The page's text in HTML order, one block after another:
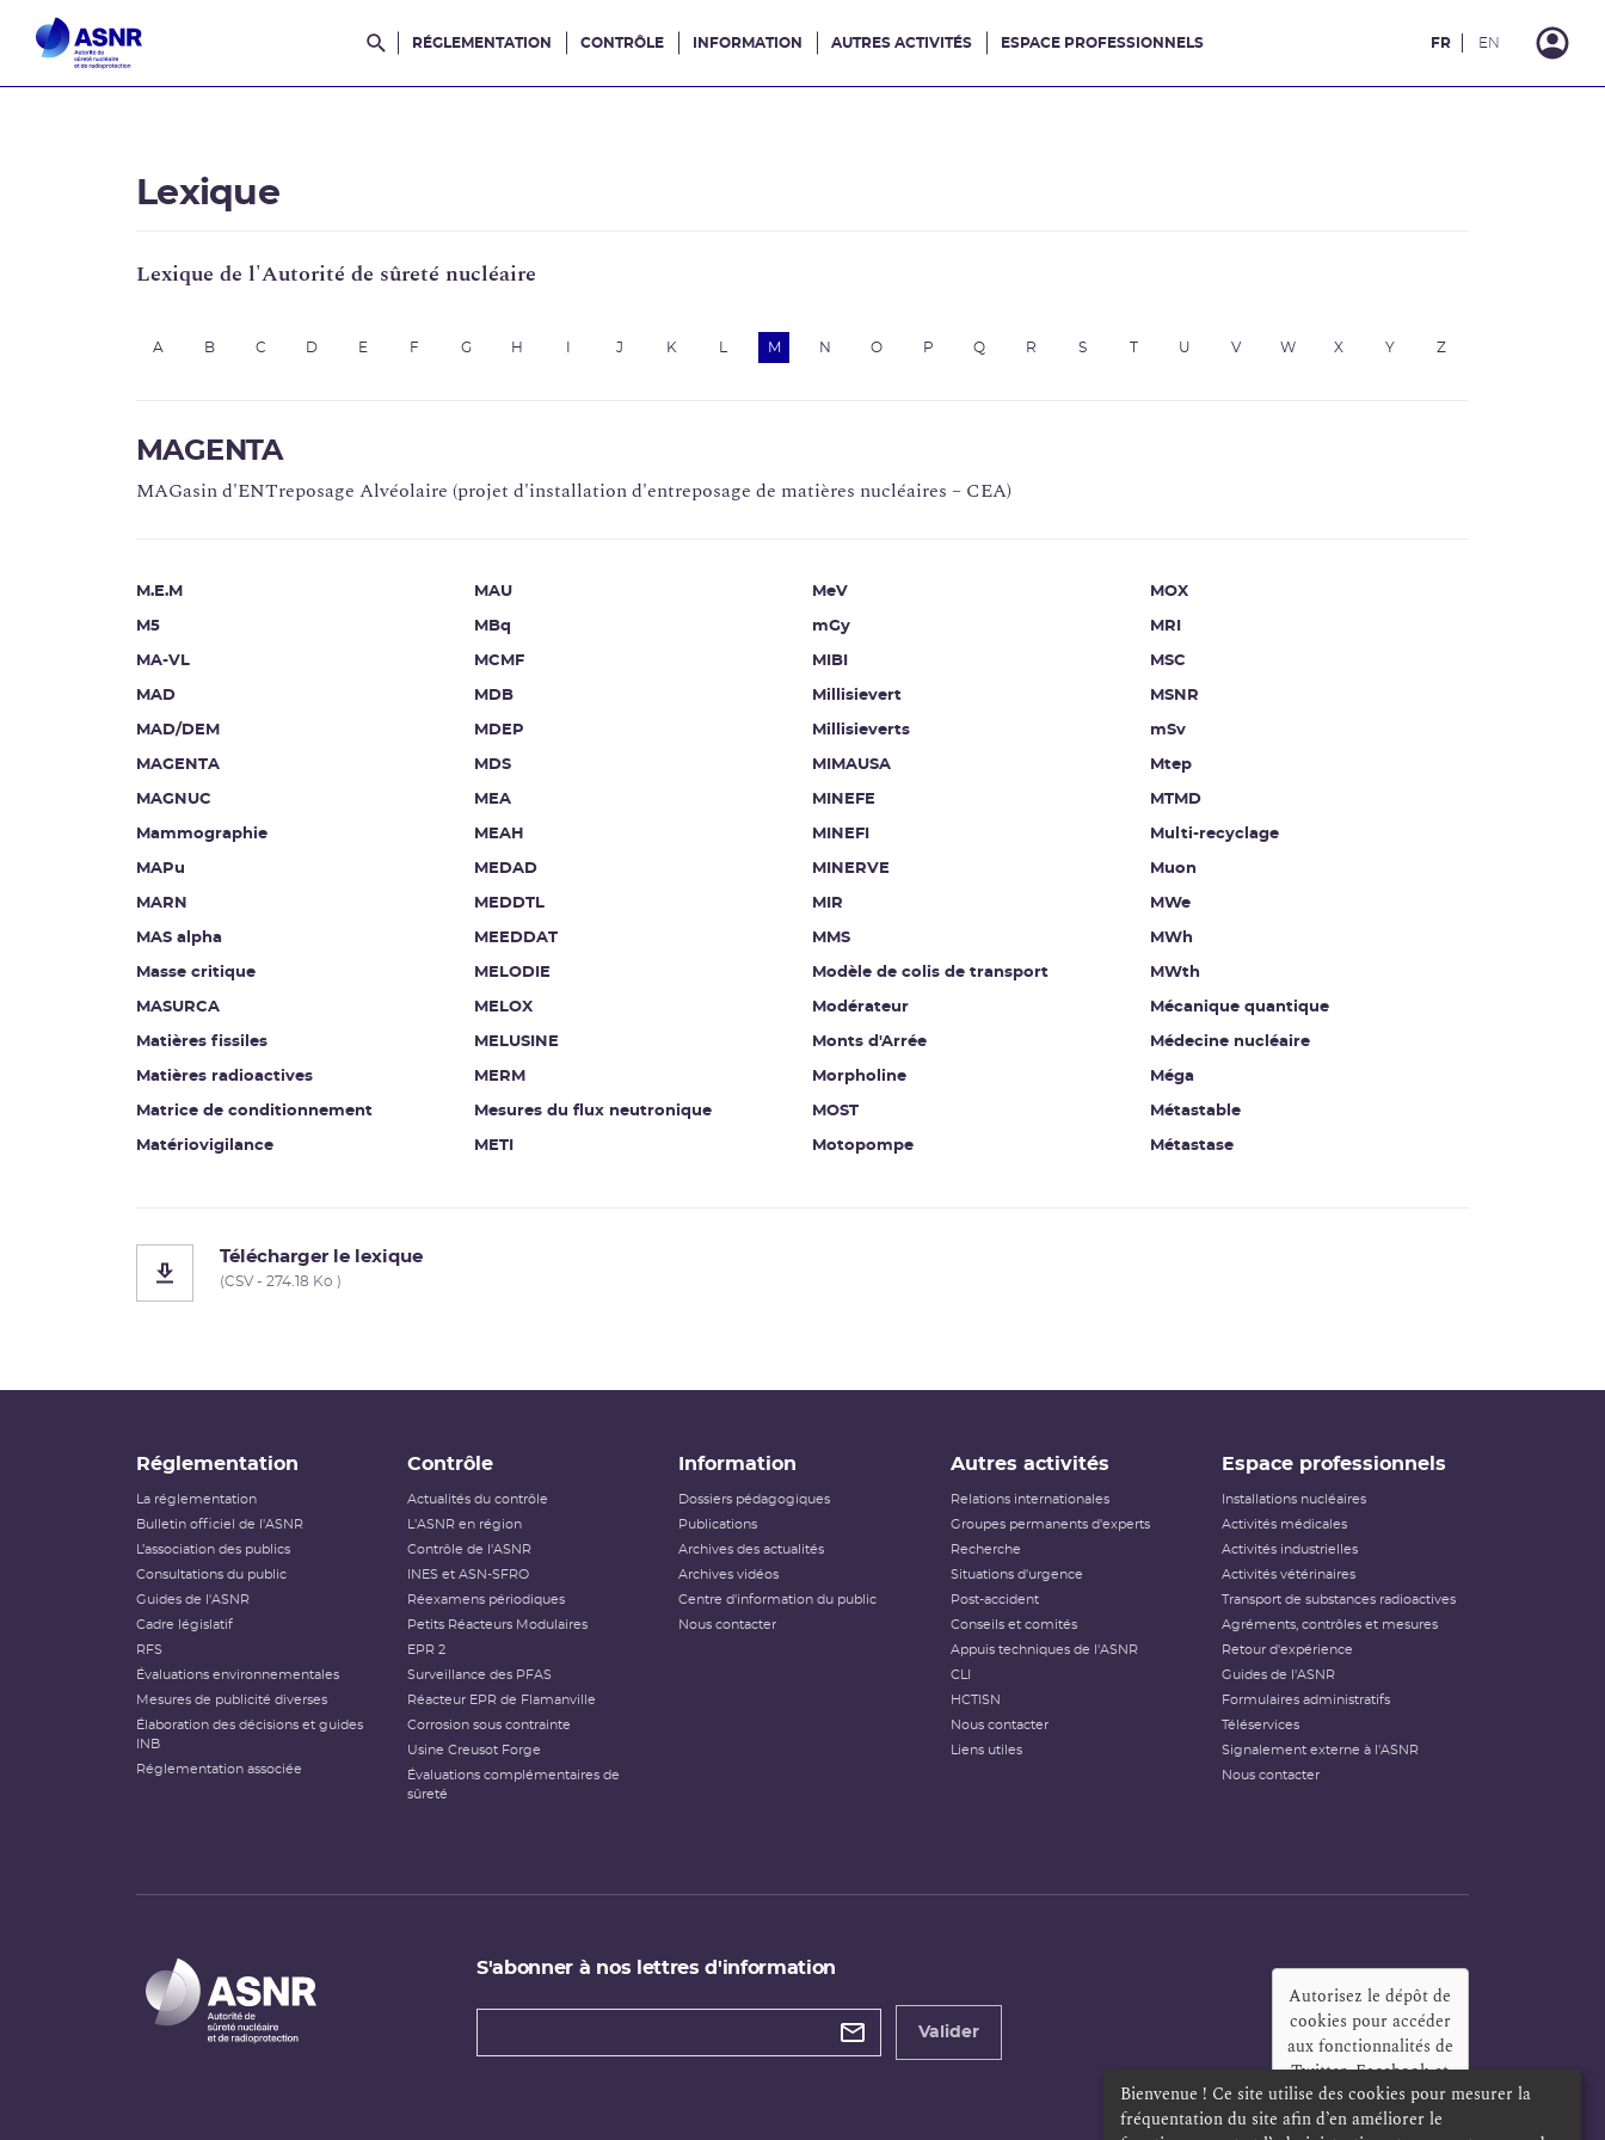
Rechercher dans le site
RÉGLEMENTATION CONTRÔLE INFORMATION AUTRES ACTIVITÉS ESPACE PROFESSIONNELS FR EN
Lexique
Lexique de l'Autorité de sûreté nucléaire
A B C D E F G H J K M N O P Q R S T U V W X Y Z
MAGENTA
MAGasin d'ENTreposage Alvéolaire (projet d'installation d'entreposage de matières nucléaires – CEA)
M.E.M
M5
MA-VL
MAD
MAD/DEM
MAGENTA
MAGNUC
Mammographie
MAPu
MARN
MAS alpha
Masse critique
MASURCA
Matières fissiles
Matières radioactives
Matrice de conditionnement
Matériovigilance
MAU
MBq
MCMF
MDB
MDEP
MDS
MEA
MEAH
MEDAD
MEDDTL
MEEDDAT
MELODIE
MELOX
MELUSINE
MERM
Mesures du flux neutronique
METI
MeV
mGy
MIBI
Millisievert
Millisieverts
MIMAUSA
MINEFE
MINEFI
MINERVE
MIR
MMS
Modèle de colis de transport
Modérateur
Monts d'Arrée
Morpholine
MOST
Motopompe
MOX
MRI
MSC
MSNR
mSv
Mtep
MTMD
Multi-recyclage
Muon
MWe
MWh
MWth
Mécanique quantique
Médecine nucléaire
Méga
Métastable
Métastase
Télécharger le lexique
(CSV - 274.18 Ko )
Réglementation
La réglementation
Bulletin officiel de l'ASNR
L’association des publics
Consultations du public
Guides de l'ASNR
Cadre législatif
RFS
Évaluations environnementales
Mesures de publicité diverses
Élaboration des décisions et guides
INB
Réglementation associée
Contrôle
Actualités du contrôle
L'ASNR en région
Contrôle de l'ASNR
INES et ASN-SFRO
Réexamens périodiques
Petits Réacteurs Modulaires
EPR 2
Surveillance des PFAS
Réacteur EPR de Flamanville
Corrosion sous contrainte
Usine Creusot Forge
Évaluations complémentaires de
sûreté
Information
Dossiers pédagogiques
Publications
Archives des actualités
Archives vidéos
Centre d'information du public
Nous contacter
Autres activités
Relations internationales
Groupes permanents d'experts
Recherche
Situations d'urgence
Post-accident
Conseils et comités
Appuis techniques de l'ASNR
CLI
HCTISN
Nous contacter
Liens utiles
Espace professionnels
Installations nucléaires
Activités médicales
Activités industrielles
Activités vétérinaires
Transport de substances radioactives
Agréments, contrôles et mesures
Retour d'expérience
Guides de l'ASNR
Formulaires administratifs
Téléservices
Signalement externe à l'ASNR
Nous contacter
S'abonner à nos lettres d'information
Valider
Autorisez le dépôt de
cookies pour accéder
aux fonctionnalités de
Twitter, Facebook et
LinkedIn?
Bienvenue ! Ce site utilise des cookies pour mesurer la
fréquentation du site afin d’en améliorer le